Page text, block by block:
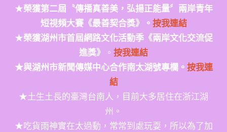
★榮獲第二屆〝傳播真善美，弘揚正能量〞兩岸青年
短視頻大賽《最善契合獎》。 按我連結
★榮獲湖州市首屆網路文化活動季《兩岸文化交流促
進獎》
。 按我連結
★與湖州市新聞傳媒中心合作南太湖號專欄。 按我連
結
★土生土長的臺灣台南人，目前大多居住在浙江湖
州。
★吃貨雨神實在太過動，常常到處玩耍，所以為了加